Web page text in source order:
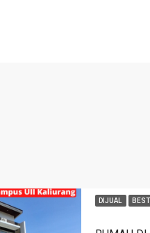
DIJUAL